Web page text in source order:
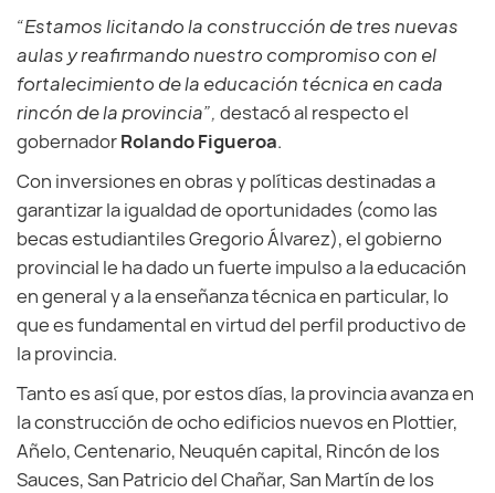
“Estamos licitando la construcción de tres nuevas
aulas y reafirmando nuestro compromiso con el
fortalecimiento de la educación técnica en cada
rincón de la provincia”, destacó al respecto el
gobernadorRolando Figueroa.
Con inversiones en obras y políticas destinadas a
garantizar la igualdad de oportunidades (como las
becas estudiantiles Gregorio Álvarez), el gobierno
provincial le ha dado un fuerte impulso a la educación
en general y a la enseñanza técnica en particular, lo
que es fundamental en virtud del perfil productivo de
la provincia.
Tanto es así que, por estos días, la provincia avanza en
la construcción de ocho edificios nuevos en Plottier,
Añelo, Centenario, Neuquén capital, Rincón de los
Sauces, San Patricio del Chañar, San Martín de los